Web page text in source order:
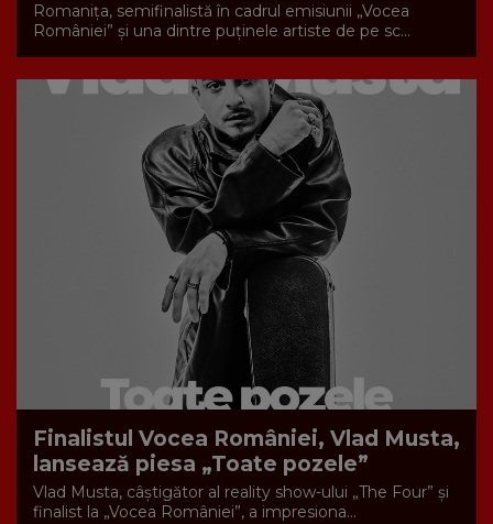
Romanița, semifinalistă în cadrul emisiunii „Vocea
României” și una dintre puținele artiste de pe sc...
Finalistul Vocea României, Vlad Musta,
lansează piesa „Toate pozele”
Vlad Musta, câștigător al reality show-ului „The Four” și
finalist la „Vocea României”, a impresiona...